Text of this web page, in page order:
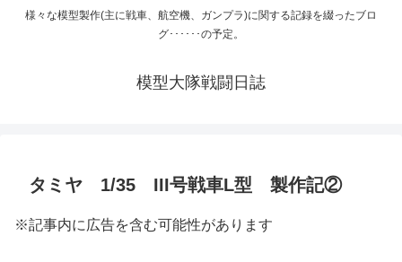
様々な模型製作(主に戦車、航空機、ガンプラ)に関する記録を綴ったブロ
グ･･････の予定。
模型大隊戦闘日誌
タミヤ 1/35 III号戦車L型 製作記②
※記事内に広告を含む可能性があります